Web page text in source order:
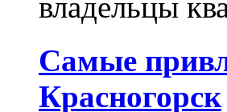
владельцы
Самые
Красногорск